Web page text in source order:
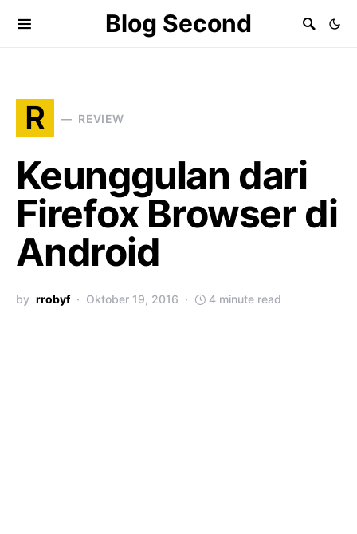
Blog Second
R REVIEW
Keunggulan dari
Firefox Browser di
Android
by rrobyf Oktober 19, 2016 4 minute read